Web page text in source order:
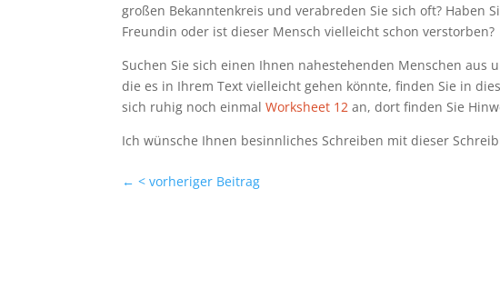
großen Bekanntenkreis und verabreden Sie sich oft? Haben
Freundin oder ist dieser Mensch vielleicht schon verstorben?
Suchen Sie sich einen Ihnen nahestehenden Menschen aus
die es in Ihrem Text vielleicht gehen könnte, finden Sie in
sich ruhig noch einmalWorksheet 12an, dort finden Sie
Ich wünsche Ihnen besinnliches Schreiben mit dieser
←< vorheriger Beitrag